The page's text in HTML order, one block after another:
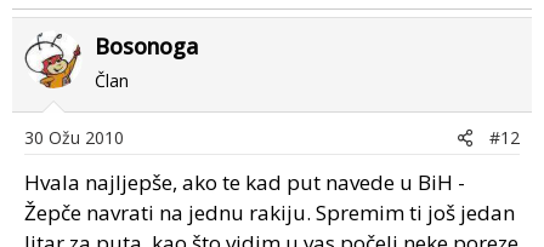
Bosonoga
Član
30 Ožu 2010 #12
Hvala najljepše, ako te kad put navede u BiH -
Žepče navrati na jednu rakiju. Spremim ti još jedan